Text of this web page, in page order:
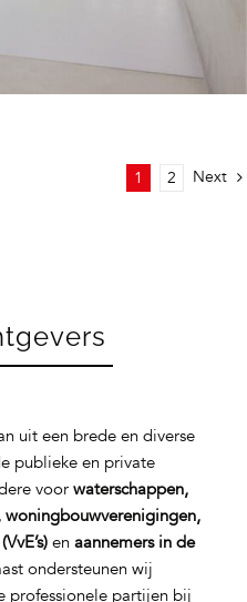
1 2 Next
uit een brede en diverse
publieke en private
voor waterschappen,
woningbouwverenigingen,
en aannemers in de
ondersteunen wij
professionele partijen bij